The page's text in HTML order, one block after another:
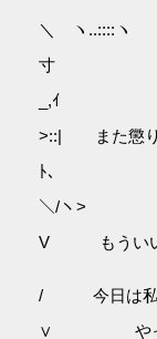
｛(こ
＼ ヽ..::::ヽ
__/'´/
寸
／,ｲ>/ .:::/
_,ｲ
ﾚ／,ｲ ::/
>::| また懲り
{／::|
ﾄ､
|::::ヽ::
＼/ヽ>
|i:::::::
V もういい
ｌN:ヽ:
/ 今日は私が
ヾ ／}::}
∨ やっぱり